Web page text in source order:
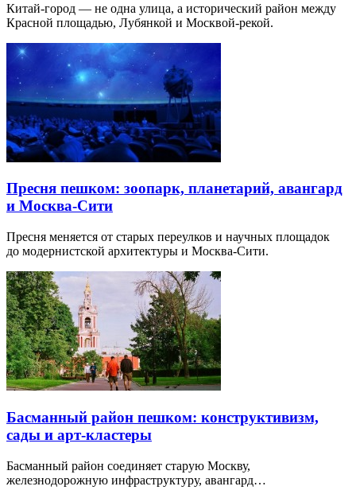
Китай-город — не одна улица, а исторический район между
Красной площадью, Лубянкой и Москвой-рекой.
Пресня пешком: зоопарк, планетарий, авангард
и Москва-Сити
Пресня меняется от старых переулков и научных площадок
до модернистской архитектуры и Москва-Сити.
Басманный район пешком: конструктивизм,
сады и арт-кластеры
Басманный район соединяет старую Москву,
железнодорожную инфраструктуру, авангард…